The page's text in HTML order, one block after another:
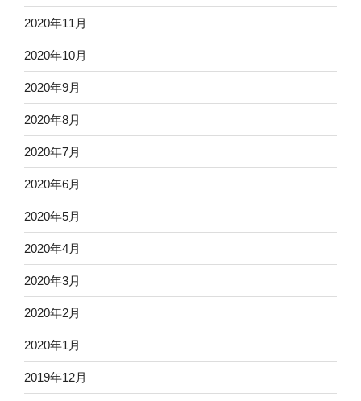
2020年11月
2020年10月
2020年9月
2020年8月
2020年7月
2020年6月
2020年5月
2020年4月
2020年3月
2020年2月
2020年1月
2019年12月